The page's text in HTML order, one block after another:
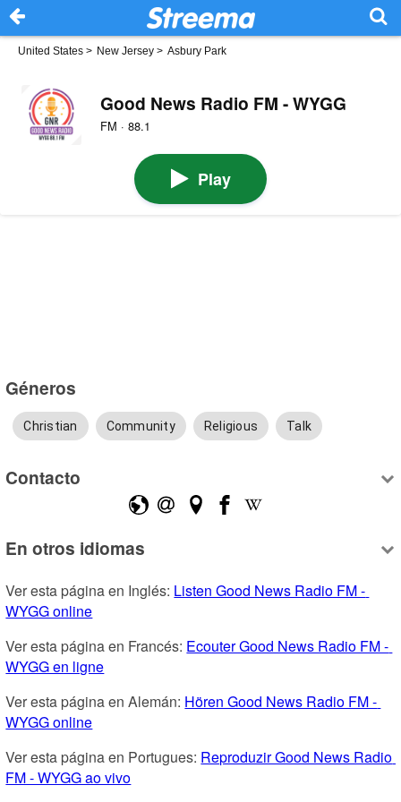
United States > New Jersey > Asbury Park
Good News Radio FM - WYGG
FM · 88.1
Play
Géneros
Christian Community Religious Talk
Contacto
En otros idiomas
Ver esta página en Inglés: Listen Good News Radio FM -
WYGG online
Ver esta página en Francés: Ecouter Good News Radio FM -
WYGG en ligne
Ver esta página en Alemán: Hören Good News Radio FM -
WYGG online
Ver esta página en Portugues: Reproduzir Good News Radio
FM - WYGG ao vivo